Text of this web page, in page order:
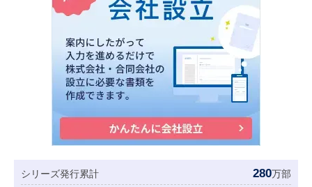
シリーズ発行累計 280万部